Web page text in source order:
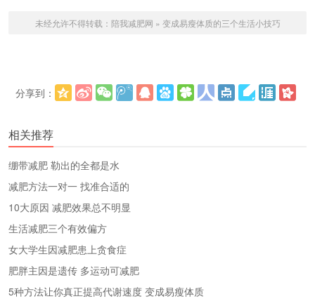
未经允许不得转载： 陪我减肥网 » 变成易瘦体质的三个生活小技巧
分享到：
相关推荐
绷带减肥 勒出的全都是水
减肥方法一对一 找准合适的
10大原因 减肥效果总不明显
生活减肥三个有效偏方
女大学生因减肥患上贪食症
肥胖主因是遗传 多运动可减肥
5种方法让你真正提高代谢速度 变成易瘦体质